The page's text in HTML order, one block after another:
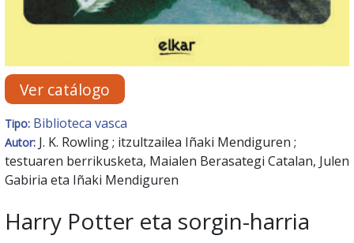
Ver catálogo
Tipo: Biblioteca vasca
Autor: J. K. Rowling ; itzultzailea Iñaki Mendiguren ;
testuaren berrikusketa, Maialen Berasategi Catalan, Julen
Gabiria eta Iñaki Mendiguren
Harry Potter eta sorgin-harria